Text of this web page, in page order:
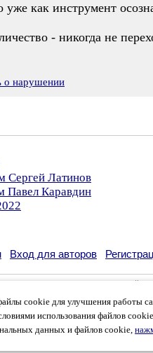
уже как инструмент
- никогда не
о нарушении
Сергей Латинов
Павел Каравдин
cookie для улучшения работы
использования файлов
данных и файлов cookie,
Вход для авторов
своих литературных произведений в
только с согласия его автора, к
и российского законодательства.
которые в общей сумме
и количество посетителей.